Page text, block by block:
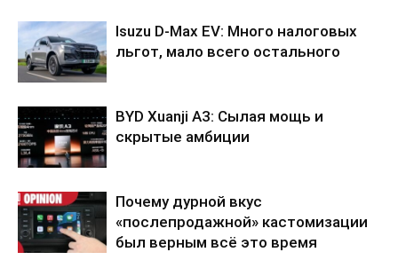
Isuzu D-Max EV: Много налоговых
льгот, мало всего остального
BYD Xuanji A3: Сылая мощь и
скрытые амбиции
Почему дурной вкус
«послепродажной» кастомизации
был верным всё это время